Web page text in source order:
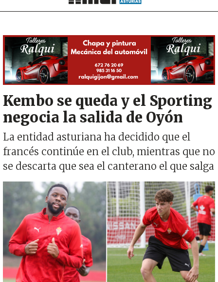
Kembo se queda y el Sporting
negocia la salida de Oyón
La entidad asturiana ha decidido que el
francés continúe en el club, mientras que no
se descarta que sea el canterano el que salga